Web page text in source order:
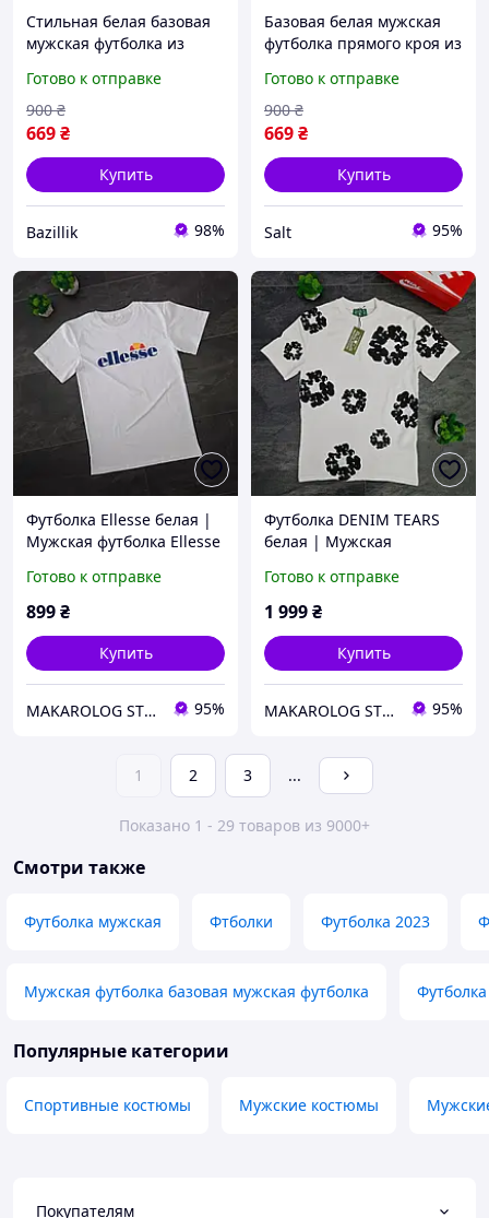
Стильная белая базовая
мужская футболка из
Готово к отправке
669₴
900 ₴
Купить
Bazillik 98%
Базовая белая мужская
футболка прямого кроя из
трикотажа
Готово к отправке
669₴
900 ₴
Купить
Salt 95%
Футболка Ellesse белая |
Мужская футболка Ellesse
Ellesse
Готово к отправке
899₴
Купить
MAKAROLOG STORE 95%
Футболка DENIM TEARS
белая | Мужская
Базовая футболка Denim
Tears
Готово к отправке
1 999₴
Купить
MAKAROLOG STORE 95%
1 2 3 ...
Показано 1 - 29 товаров из 9000+
Смотри также
Футболка мужская Фтболки Футболка 2023
Мужская футболка базовая мужская футболка
Популярные категории
Спортивные костюмы Мужские костюмы
Покупателям